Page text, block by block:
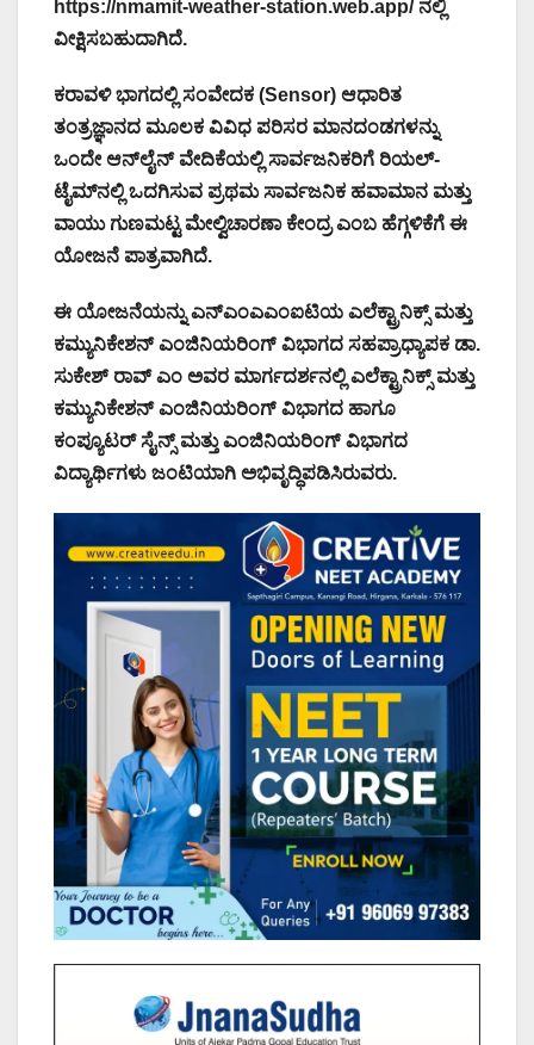
https://nmamit-weather-station.web.app/ ನಲ್ಲಿ
ವೀಕ್ಷಿಸಬಹುದಾಗಿದೆ.
ಕರಾವಳಿ ಭಾಗದಲ್ಲಿ ಸಂವೇದಕ (Sensor) ಆಧಾರಿತ
ತಂತ್ರಜ್ಞಾನದ ಮೂಲಕ ವಿವಿಧ ಪರಿಸರ ಮಾನದಂಡಗಳನ್ನು
ಒಂದೇ ಆನ್‌ಲೈನ್ ವೇದಿಕೆಯಲ್ಲಿ ಸಾರ್ವಜನಿಕರಿಗೆ ರಿಯಲ್-
ಟೈಮ್‌ನಲ್ಲಿ ಒದಗಿಸುವ ಪ್ರಥಮ ಸಾರ್ವಜನಿಕ ಹವಾಮಾನ ಮತ್ತು
ವಾಯು ಗುಣಮಟ್ಟ ಮೇಲ್ವಿಚಾರಣಾ ಕೇಂದ್ರ ಎಂಬ ಹೆಗ್ಗಳಿಕೆಗೆ ಈ
ಯೋಜನೆ ಪಾತ್ರವಾಗಿದೆ.
ಈ ಯೋಜನೆಯನ್ನು ಎನ್‌ಎಂಎಎಂಐಟಿಯ ಎಲೆಕ್ಟ್ರಾನಿಕ್ಸ್ ಮತ್ತು
ಕಮ್ಯುನಿಕೇಶನ್ ಎಂಜಿನಿಯರಿಂಗ್ ವಿಭಾಗದ ಸಹಪ್ರಾಧ್ಯಾಪಕ ಡಾ.
ಸುಕೇಶ್ ರಾವ್ ಎಂ ಅವರ ಮಾರ್ಗದರ್ಶನಲ್ಲಿ ಎಲೆಕ್ಟ್ರಾನಿಕ್ಸ್ ಮತ್ತು
ಕಮ್ಯುನಿಕೇಶನ್ ಎಂಜಿನಿಯರಿಂಗ್ ವಿಭಾಗದ ಹಾಗೂ
ಕಂಪ್ಯೂಟರ್ ಸೈನ್ಸ್ ಮತ್ತು ಎಂಜಿನಿಯರಿಂಗ್ ವಿಭಾಗದ
ವಿದ್ಯಾರ್ಥಿಗಳು ಜಂಟಿಯಾಗಿ ಅಭಿವೃದ್ಧಿಪಡಿಸಿರುವರು.